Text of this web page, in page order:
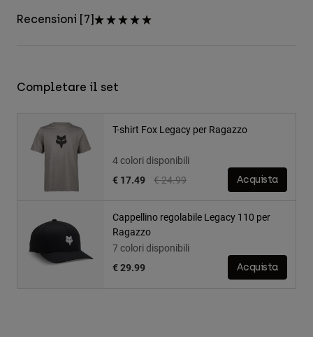
Recensioni [7]
Completare il set
T-shirt Fox Legacy per Ragazzo
4 colori disponibili
Price reduced from
€ 24.99to
€ 17.49 Acquista
Cappellino regolabile Legacy 110 per
Ragazzo
7 colori disponibili
€ 29.99
Acquista